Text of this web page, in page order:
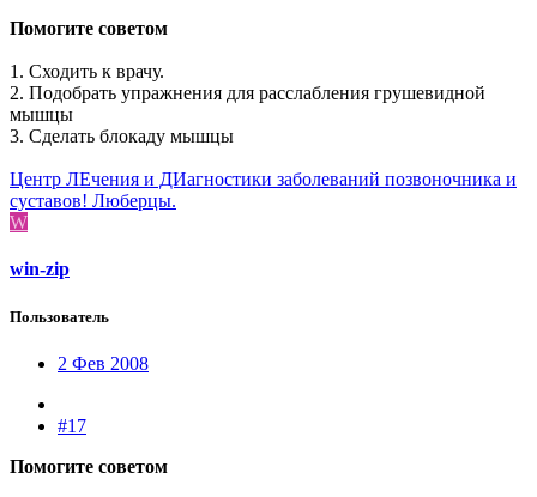
Помогите советом
1. Сходить к врачу.
2. Подобрать упражнения для расслабления грушевидной
мышцы
3. Сделать блокаду мышцы
Центр ЛЕчения и ДИагностики заболеваний позвоночника и
суставов! Люберцы.
W
win-zip
Пользователь
2 Фев 2008
#17
Помогите советом